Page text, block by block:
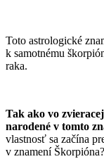
Toto astrologické
k samotnému
raka.
Tak ako vo
narodené v tomto
vlastnosť sa začína
v znamení Škorpióna?